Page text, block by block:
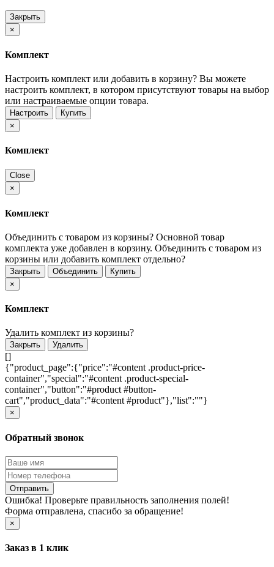
Закрыть
×
Комплект
Настроить комплект или добавить в корзину? Вы можете
настроить комплект, в котором присутствуют товары на выбор
или настраиваемые опции товара.
Настроить
Купить
×
Комплект
Close
×
Комплект
Объединить с товаром из корзины? Основной товар
комплекта уже добавлен в корзину. Объединить с товаром из
корзины или добавить комплект отдельно?
Закрыть Объединить
Купить
×
Комплект
Удалить комплект из корзины?
Закрыть Удалить
[]
{"product_page":{"price":"#content .product-price-
container","special":"#content .product-special-
container","button":"#product #button-
cart","product_data":"#content #product"},"list":""}
×
Обратный звонок
Отправить
Ошибка! Проверьте правильность заполнения полей!
Форма отправлена, спасибо за обращение!
×
Заказ в 1 клик